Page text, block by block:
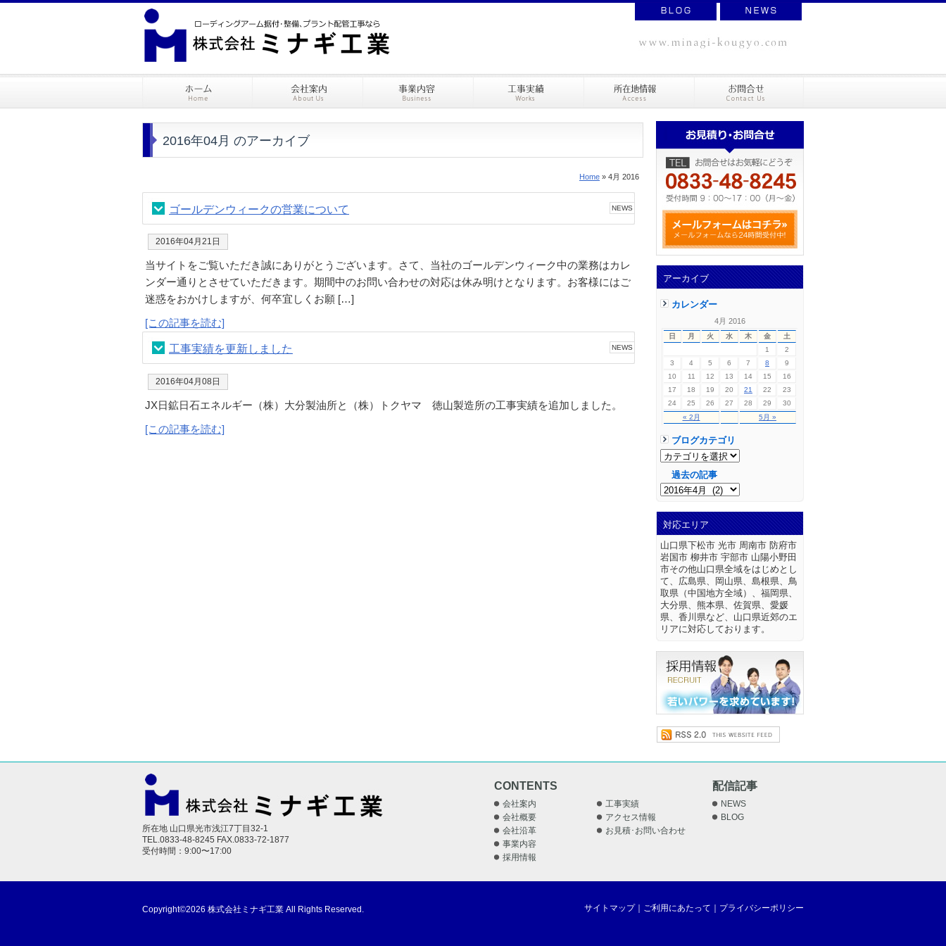
アーカイブ
カレンダー
4月 2016
日 月 火 水 木 金 土
« 2月 5月 »
1
2
3
4 5 6 7 8
9
10
11 12 13 14 15
16
17
18 19 20 21 22
23
24
25 26 27 28 29 30
ブログカテゴリ
過去の記事
対応エリア
山口県下松市 光市 周南市 防府市
岩国市 柳井市 宇部市 山陽小野田
市その他山口県全域をはじめとし
て、広島県、岡山県、島根県、鳥
取県（中国地方全域）、福岡県、
大分県、熊本県、佐賀県、愛媛
県、香川県など、山口県近郊のエ
リアに対応しております。
2016年04月 のアーカイブ
Home » 4月 2016
ゴールデンウィークの営業について NEWS
2016年04月21日
当サイトをご覧いただき誠にありがとうございます。さて、当社のゴールデンウィーク中の業務はカレ
ンダー通りとさせていただきます。期間中のお問い合わせの対応は休み明けとなります。お客様にはご
迷惑をおかけしますが、何卒宜しくお願 […]
[この記事を読む]
工事実績を更新しました NEWS
2016年04月08日
JX日鉱日石エネルギー（株）大分製油所と（株）トクヤマ 徳山製造所の工事実績を追加しました。
[この記事を読む]
所在地 山口県光市浅江7丁目32-1
TEL.0833-48-8245 FAX.0833-72-1877
受付時間：9:00〜17:00
CONTENTS
会社案内
会社概要
会社沿革
事業内容
採用情報
工事実績
アクセス情報
お見積･お問い合わせ
配信記事
NEWS
BLOG
Copyright©2026 株式会社ミナギ工業 All Rights Reserved. サイトマップ｜ ご利用にあたって プライバシーポリシー